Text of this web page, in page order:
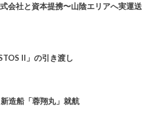
会社と資本提携〜山陰エリアへ実運送
II」の引き渡し
造船「蓉翔丸」就航